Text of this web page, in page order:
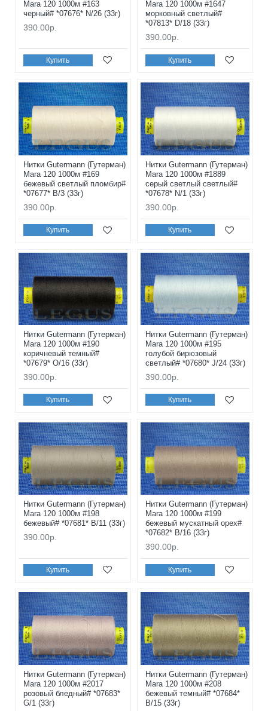
Mara 120 1000м #163
черный# *07676* N/26 (33г)
390.00р.
Купить
Mara 120 1000м #1647
морковный светлый#
*07813* D/18 (33г)
390.00р.
Купить
Нитки Gutermann (Гутерман)
Mara 120 1000м #169
бежевый светлый пломбир#
*07677* B/3 (33г)
390.00р.
Купить
Нитки Gutermann (Гутерман)
Mara 120 1000м #1889
серый светлый светлый#
*07678* N/1 (33г)
390.00р.
Купить
Нитки Gutermann (Гутерман)
Mara 120 1000м #190
коричневый темный#
*07679* O/16 (33г)
390.00р.
Купить
Нитки Gutermann (Гутерман)
Mara 120 1000м #195
голубой бирюзовый
светлый# *07680* J/24 (33г)
390.00р.
Купить
Нитки Gutermann (Гутерман)
Mara 120 1000м #198
бежевый# *07681* B/11 (33г)
390.00р.
Купить
Нитки Gutermann (Гутерман)
Mara 120 1000м #199
бежевый мускатный орех#
*07682* B/16 (33г)
390.00р.
Купить
Нитки Gutermann (Гутерман)
Mara 120 1000м #2017
розовый бледный# *07683*
G/1 (33г)
Нитки Gutermann (Гутерман)
Mara 120 1000м #208
бежевый темный# *07684*
B/15 (33г)